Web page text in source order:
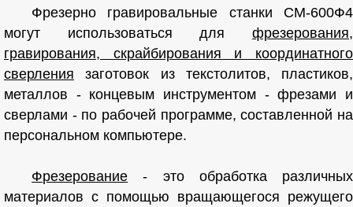
Фрезерно гравировальные станки СМ-600Ф4
могут использоваться для фрезерования,
гравирования, скрайбирования и координатного
сверления заготовок из текстолитов, пластиков,
металлов - концевым инструментом - фрезами и
сверлами - по рабочей программе, составленной на
персональном компьютере.
Фрезерование - это обработка различных
материалов с помощью вращающегося режущего